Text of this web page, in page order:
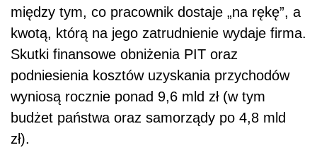
między tym, co pracownik dostaje „na rękę”, a
kwotą, którą na jego zatrudnienie wydaje firma.
Skutki finansowe obniżenia PIT oraz
podniesienia kosztów uzyskania przychodów
wyniosą rocznie ponad 9,6 mld zł (w tym
budżet państwa oraz samorządy po 4,8 mld
zł).